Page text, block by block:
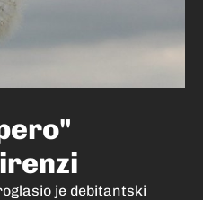
je debitantski